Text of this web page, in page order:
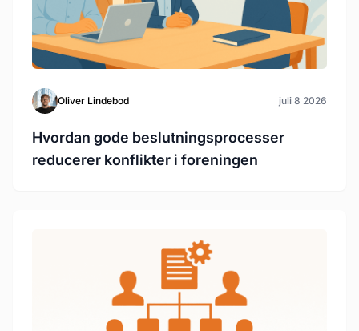
Oliver Lindebod juli 8 2026
Hvordan gode beslutningsprocesser
reducerer konflikter i foreningen